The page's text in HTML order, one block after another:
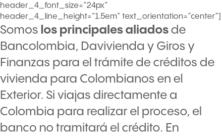
header_4_font_size=”24px”
header_4_line_height=”1.5em” text_orientation=”center”]
Somos los principales aliados de
Bancolombia, Davivienda y Giros y
Finanzas para el trámite de créditos de
vivienda para Colombianos en el
Exterior. Si viajas directamente a
Colombia para realizar el proceso, el
banco no tramitará el crédito. En